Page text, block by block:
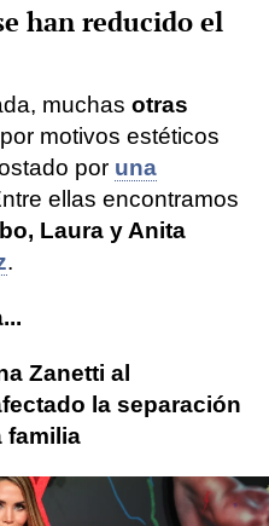
han reducido el
muchas otras
motivos estéticos
por una
ellas encontramos
Laura y Anita
.
Zanetti al
la separación
familia